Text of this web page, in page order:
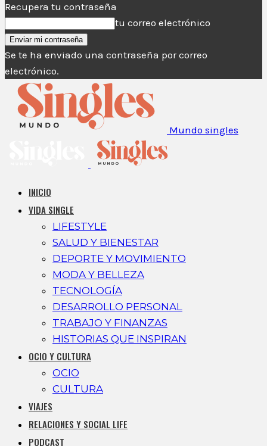
Recupera tu contraseña
tu correo electrónico
Se te ha enviado una contraseña por correo
electrónico.
Mundo singles
INICIO
VIDA SINGLE
LIFESTYLE
SALUD Y BIENESTAR
DEPORTE Y MOVIMIENTO
MODA Y BELLEZA
TECNOLOGÍA
DESARROLLO PERSONAL
TRABAJO Y FINANZAS
HISTORIAS QUE INSPIRAN
OCIO Y CULTURA
OCIO
CULTURA
VIAJES
RELACIONES Y SOCIAL LIFE
PODCAST